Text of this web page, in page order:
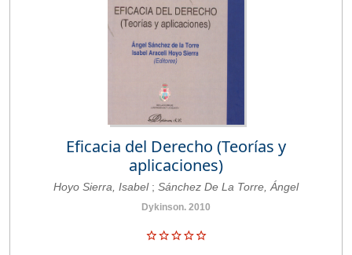
Eficacia del Derecho (Teorías y
aplicaciones)
Hoyo Sierra, Isabel ; Sánchez De La Torre, Ángel
Dykinson. 2010